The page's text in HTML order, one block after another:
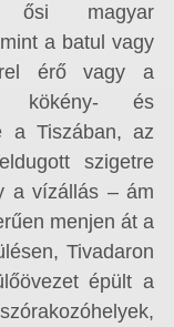
ősi magyar
a batul vagy
érő vagy a
kökény- és
a Tiszában, az
szigetre
a vízállás – ám
menjen át a
Tivadaron
épült a